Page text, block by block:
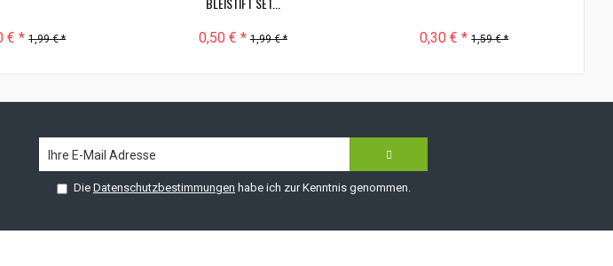
€ * 1,99 € * 0,50 € * 1,99 € * 0,30 € * 1,59 € *
Die Datenschutzbestimmungen habe ich zur Kenntnis genommen.